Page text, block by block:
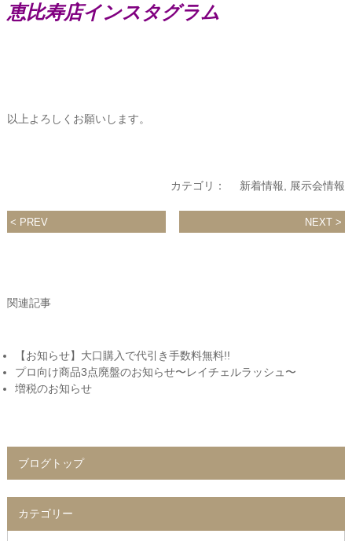
恵比寿店インスタグラム
以上よろしくお願いします。
カテゴリ： 新着情報 展示会情報
PREV NEXT
関連記事
【お知らせ】大口購入で代引き手数料無料!!
プロ向け商品3点廃盤のお知らせ〜レイチェルラッシュ〜
増税のお知らせ
ブログトップ
カテゴリー